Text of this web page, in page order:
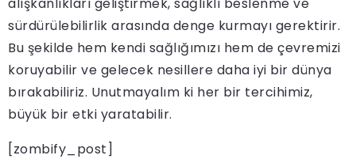
sürdürülebilirlik arasında denge kurmayı gerektirir.
Bu şekilde hem kendi sağlığımızı hem de çevremizi
koruyabilir ve gelecek nesillere daha iyi bir dünya
bırakabiliriz. Unutmayalım ki her bir tercihimiz,
büyük bir etki yaratabilir.
[zombify_post]